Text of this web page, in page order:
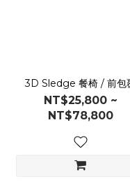
3D Sledge 餐椅 / 前包
NT$25,800 ~
NT$78,800